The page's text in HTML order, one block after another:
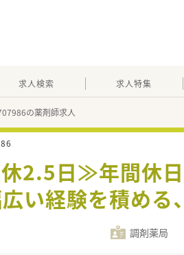
求人検索 求人特集
の薬剤師求人
2.5日≫年間休
い経験を積め
調剤薬局